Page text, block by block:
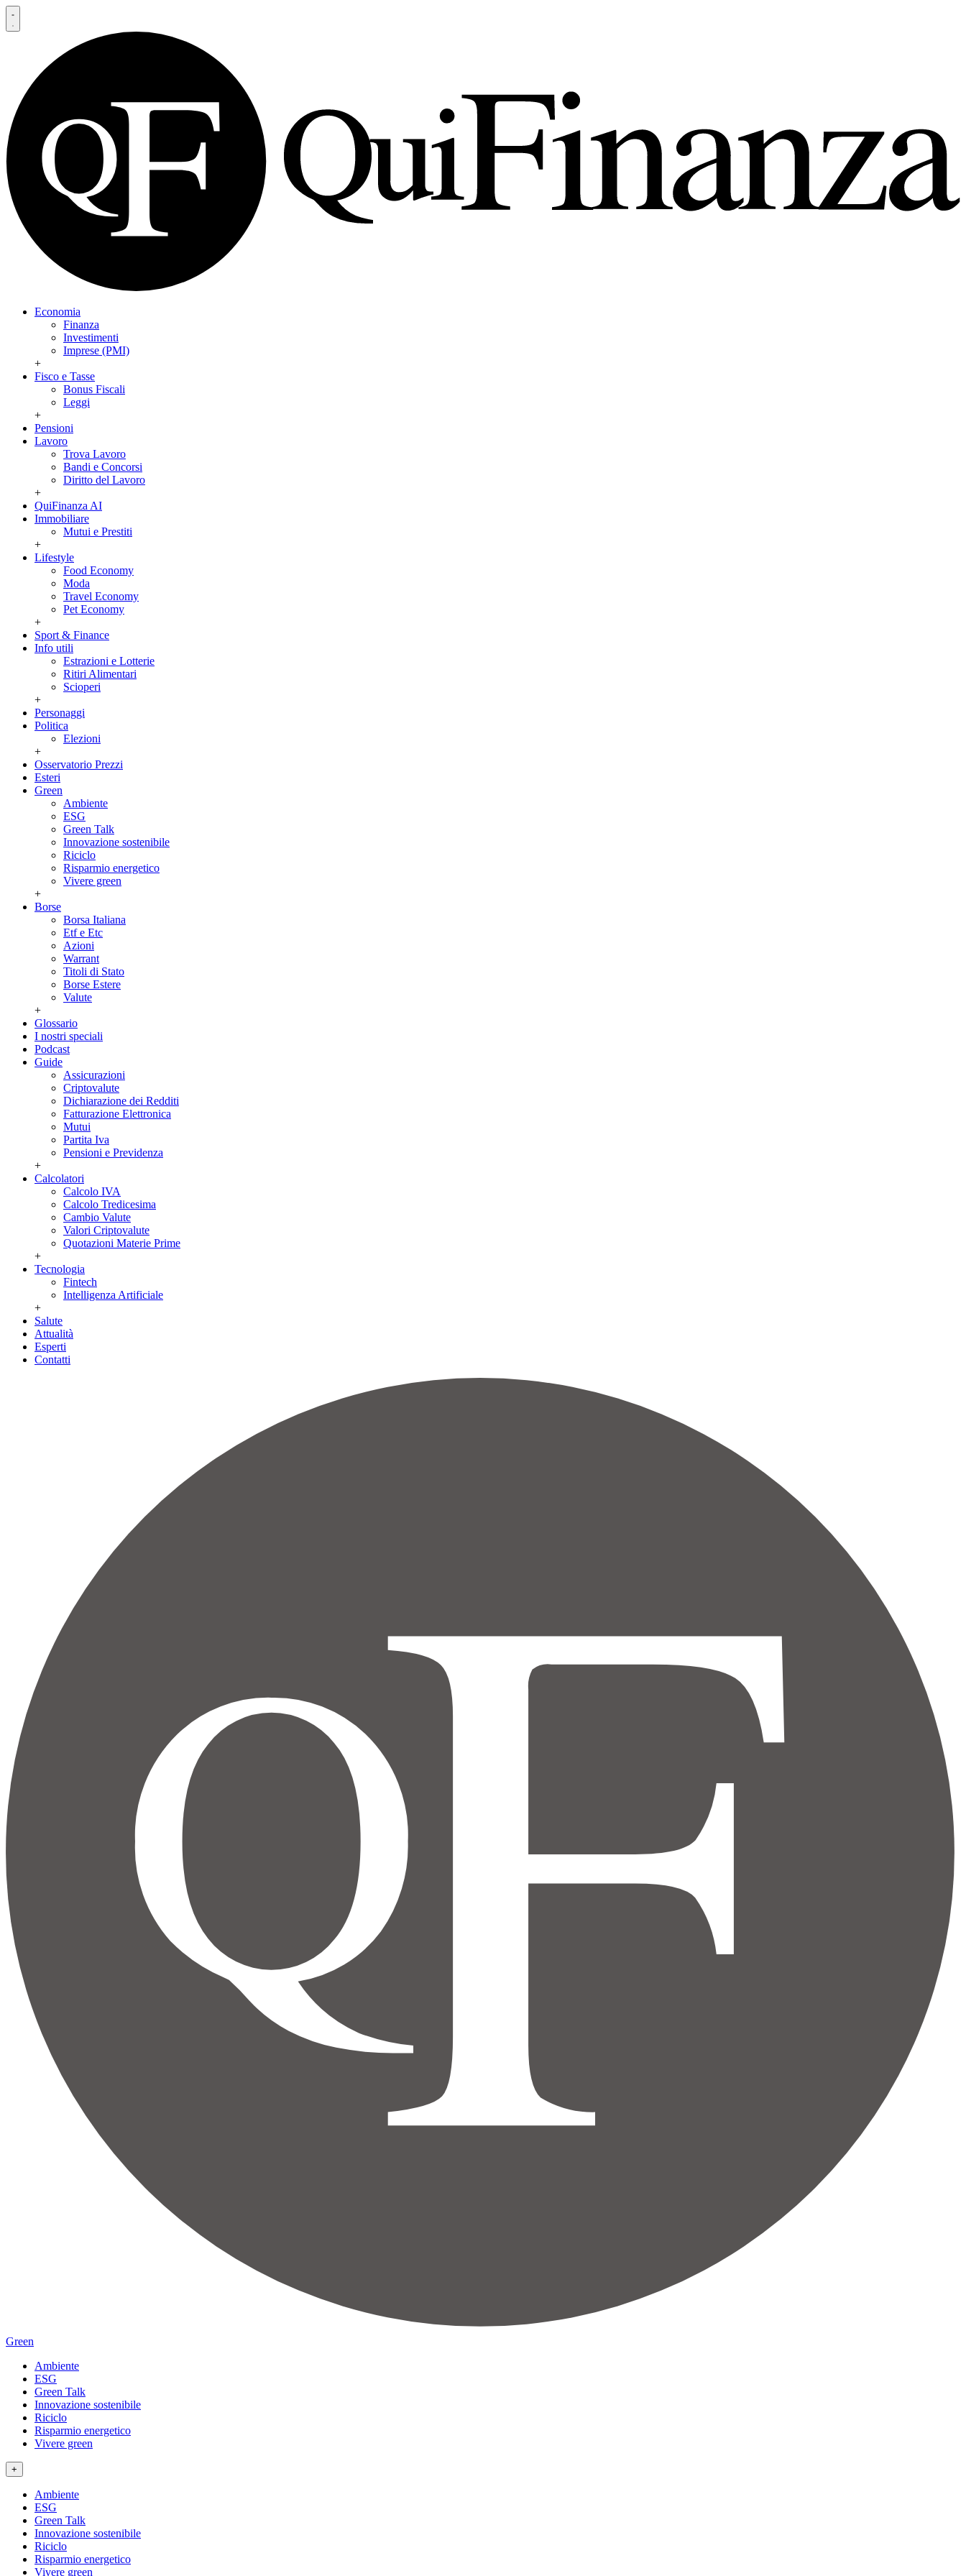
Economia
Finanza
Investimenti
Imprese (PMI)
+
Fisco e Tasse
Bonus Fiscali
Leggi
+
Pensioni
Lavoro
Trova Lavoro
Bandi e Concorsi
Diritto del Lavoro
+
QuiFinanza AI
Immobiliare
Mutui e Prestiti
+
Lifestyle
Food Economy
Moda
Travel Economy
Pet Economy
+
Sport & Finance
Info utili
Estrazioni e Lotterie
Ritiri Alimentari
Scioperi
+
Personaggi
Politica
Elezioni
+
Osservatorio Prezzi
Esteri
Green
Ambiente
ESG
Green Talk
Innovazione sostenibile
Riciclo
Risparmio energetico
Vivere green
+
Borse
Borsa Italiana
Etf e Etc
Azioni
Warrant
Titoli di Stato
Borse Estere
Valute
+
Glossario
I nostri speciali
Podcast
Guide
Assicurazioni
Criptovalute
Dichiarazione dei Redditi
Fatturazione Elettronica
Mutui
Partita Iva
Pensioni e Previdenza
+
Calcolatori
Calcolo IVA
Calcolo Tredicesima
Cambio Valute
Valori Criptovalute
Quotazioni Materie Prime
+
Tecnologia
Fintech
Intelligenza Artificiale
+
Salute
Attualità
Esperti
Contatti
Green
Ambiente
ESG
Green Talk
Innovazione sostenibile
Riciclo
Risparmio energetico
Vivere green
+
Ambiente
ESG
Green Talk
Innovazione sostenibile
Riciclo
Risparmio energetico
Vivere green